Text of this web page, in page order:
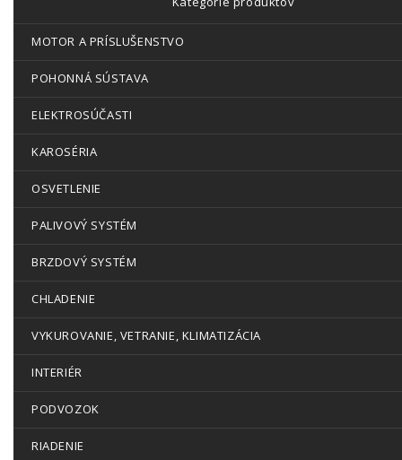
MOTOR A PRÍSLUŠENSTVO
POHONNÁ SÚSTAVA
ELEKTROSÚČASTI
KAROSÉRIA
OSVETLENIE
PALIVOVÝ SYSTÉM
BRZDOVÝ SYSTÉM
CHLADENIE
VYKUROVANIE, VETRANIE, KLIMATIZÁCIA
INTERIÉR
PODVOZOK
RIADENIE